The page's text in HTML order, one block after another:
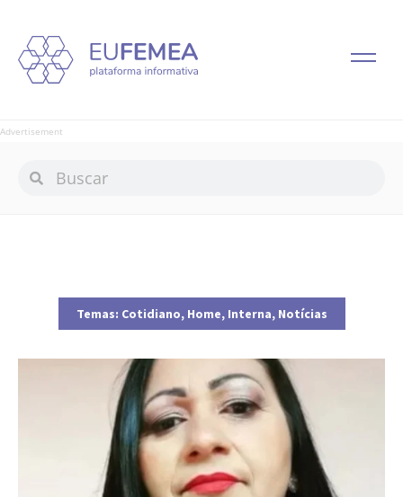
Advertisement
Temas: Cotidiano, Home, Interna, Notícias